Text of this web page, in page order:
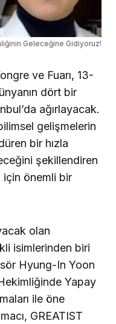
olan
isimlerinden biri
Yapay
ile öne
GREATIST
derin öğrenme
Üretken Ağ
dair bilgiler
Diş